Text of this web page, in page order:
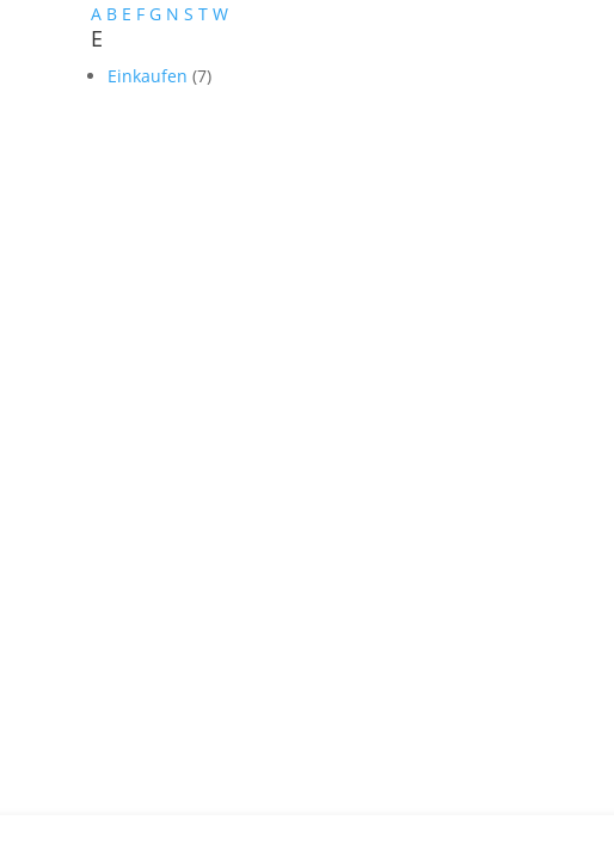
A B E F G N S T W
E
Einkaufen (7)